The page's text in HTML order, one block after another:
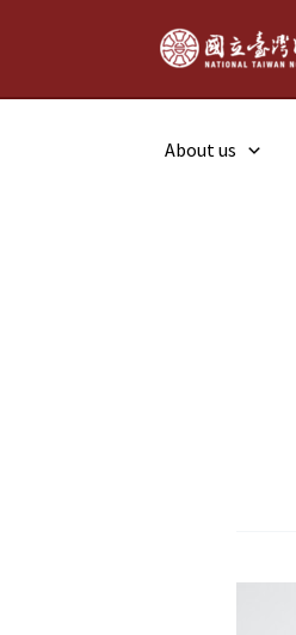
About us